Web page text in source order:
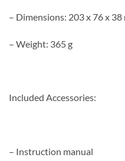
– Dimensions: 203 x 76 x 38
– Weight: 365 g
Included Accessories:
– Instruction manual